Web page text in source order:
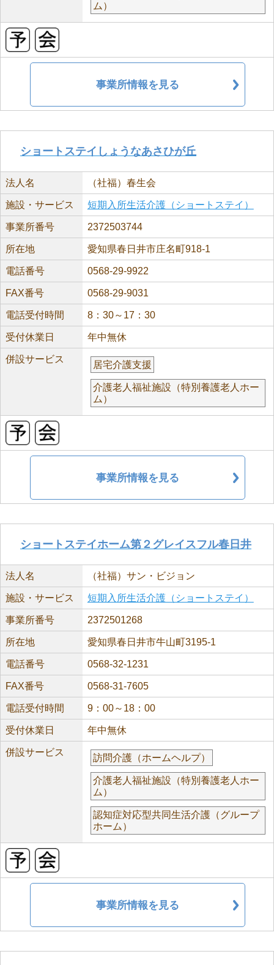
ム）
事業所情報を見る
ショートステイしょうなあさひが丘
法人名 （社福）春生会
施設・サービス 短期入所生活介護（ショートステイ）
事業所番号 2372503744
所在地 愛知県春日井市庄名町918-1
電話番号 0568-29-9922
FAX番号 0568-29-9031
電話受付時間 8：30～17：30
受付休業日 年中無休
併設サービス
居宅介護支援
介護老人福祉施設（特別養護老人ホー
ム）
事業所情報を見る
ショートステイホーム第２グレイスフル春日井
法人名 （社福）サン・ビジョン
施設・サービス 短期入所生活介護（ショートステイ）
事業所番号 2372501268
所在地 愛知県春日井市牛山町3195-1
電話番号 0568-32-1231
FAX番号 0568-31-7605
電話受付時間 9：00～18：00
受付休業日 年中無休
併設サービス
訪問介護（ホームヘルプ）
介護老人福祉施設（特別養護老人ホー
ム）
認知症対応型共同生活介護（グループ
ホーム）
事業所情報を見る